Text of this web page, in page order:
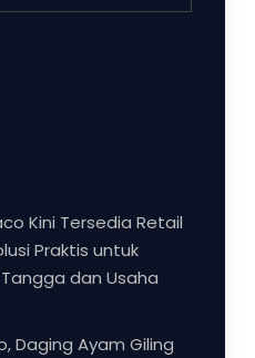
Kini Tersedia Retail
Praktis untuk
dan Usaha
Daging Ayam Giling